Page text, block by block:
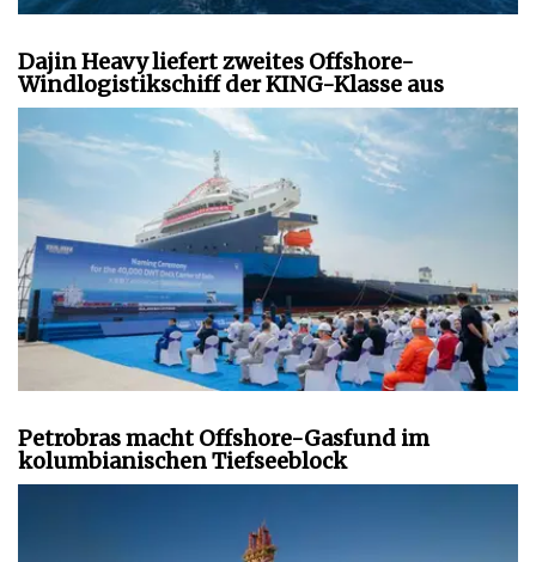
Dajin Heavy liefert zweites Offshore-
Windlogistikschiff der KING-Klasse aus
Petrobras macht Offshore-Gasfund im
kolumbianischen Tiefseeblock